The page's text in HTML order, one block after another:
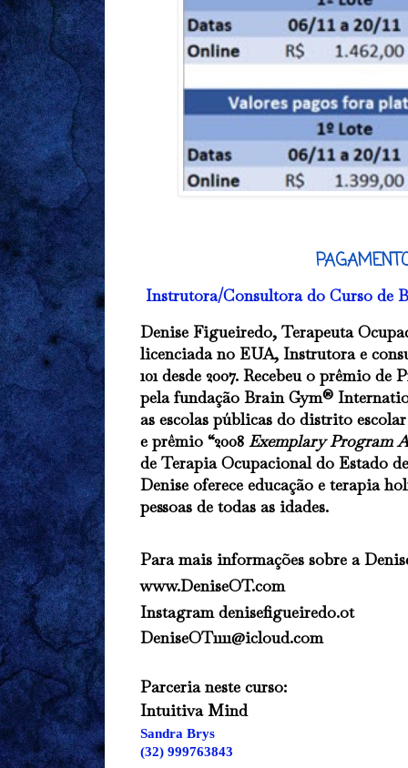
Instrutora/Consultora do Curso de
Denise Figueiredo, Terapeuta
licenciada no EUA, Instrutora e
101 desde 2007. Recebeu o prêmio
pela fundação Brain Gym®
as escolas públicas do distrito
e prêmio “2008Exemplary Program
de Terapia Ocupacional do Estado
Denise oferece educação e terapia
pessoas de todas as idades.
Para mais informações sobre a
www.DeniseOT.com
Instagramdenisefigueiredo.ot
DeniseOT1111@icloud.com
Parceria neste curso:
Intuitiva Mind
Sandra Brys
(32) 999763843